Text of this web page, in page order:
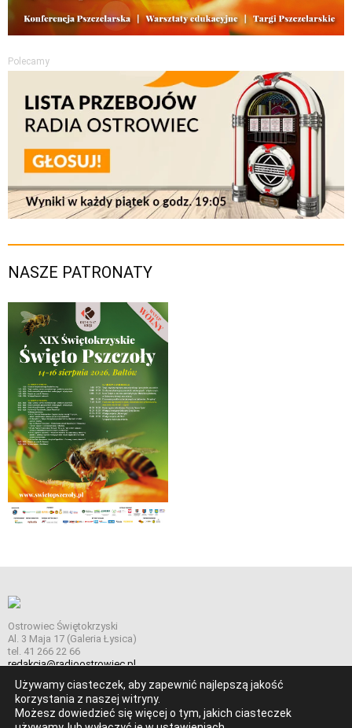
Polecamy
NASZE PATRONATY
Ostrowiec Świętokrzyski
Al. 3 Maja 17 (Galeria Łysica)
tel. 41 266 22 66
redakcja@radioostrowiec.pl
© Wszelkie prawa zastrzeżone. Radio Ostrowiec 2026 Radio
Używamy ciasteczek, aby zapewnić najlepszą jakość
korzystania z naszej witryny.
Możesz dowiedzieć się więcej o tym, jakich ciasteczek